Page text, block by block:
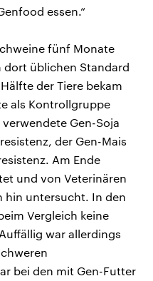
essen.“
fünf Monate
dort üblichen Standard
der Tiere bekam
als Kontrollgruppe
Gen-Soja
der Gen-Mais
Am Ende
und von Veterinären
hin untersucht. In den
Vergleich keine
war allerdings
bei den mit Gen-Futter